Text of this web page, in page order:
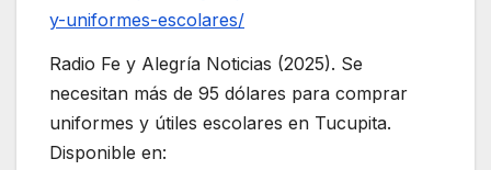
y-uniformes-escolares/
Radio Fe y Alegría Noticias (2025). Se
necesitan más de 95 dólares para comprar
uniformes y útiles escolares en Tucupita.
Disponible en: